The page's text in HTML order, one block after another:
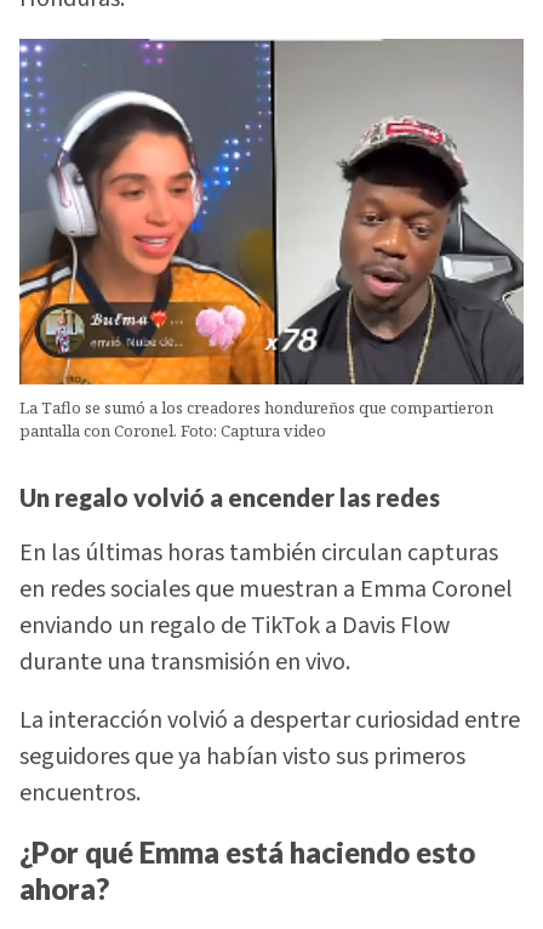
La Taflo se sumó a los creadores hondureños que compartieron
pantalla con Coronel. Foto: Captura video
Un regalo volvió a encender las redes
En las últimas horas también circulan capturas
en redes sociales que muestran a Emma Coronel
enviando un regalo de TikTok a Davis Flow
durante una transmisión en vivo.
La interacción volvió a despertar curiosidad entre
seguidores que ya habían visto sus primeros
encuentros.
¿Por qué Emma está haciendo esto
ahora?